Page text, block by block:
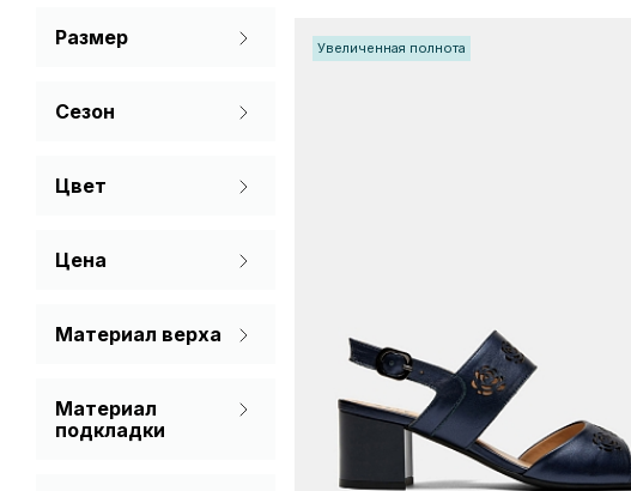
Капсула
Аутлет
Размер
Сезон
Цвет
Цена
Материал верха
Материал
подкладки
Увеличенная полнота